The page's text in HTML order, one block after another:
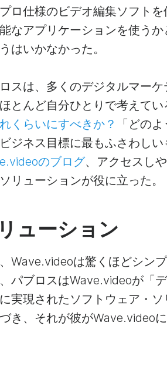
ロ仕様のビデオ編集ソフト
なアプリケーションを使う
はいかなかった。
スは、多くのデジタルマー
とんど自分ひとりで考えてい
くらいにすべきか？
「どの
ジネス目標に最もふさわしい
のブログ、アクセスし
リューションが役に立った。
ューション
Wave.videoは驚くほどシン
パブロスはWave.videoが「
実現されたソフトウェア・
き、それが彼がWave.video